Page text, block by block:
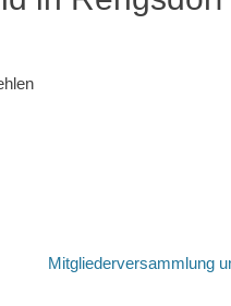
Nächster
Mitgliederversammlung